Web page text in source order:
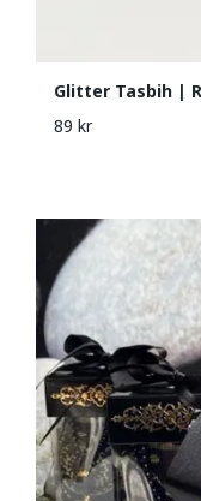
Glitter Tasbih |
89 kr